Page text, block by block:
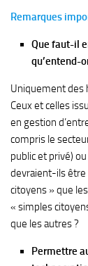
Remarques
Que faut-il
qu’entend-
Uniquement des
Ceux et celles
en gestion
compris le
public et privé)
devraient-ils être
citoyens » que
« simples
que les autres ?
Permettre